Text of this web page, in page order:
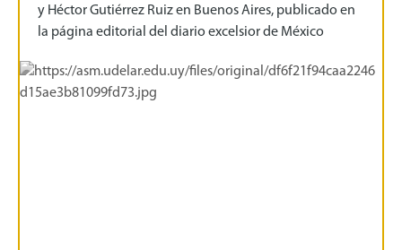
y Héctor Gutiérrez Ruiz en Buenos Aires, publicado en
la página editorial del diario excelsior de México